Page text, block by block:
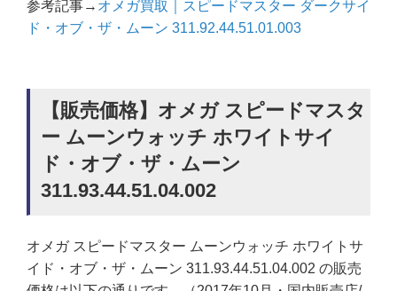
参考記事→ オメガ買取｜スピードマスター ダークサイ
ド・オブ・ザ・ムーン 311.92.44.51.01.003
【販売価格】オメガ スピードマスタ
ー ムーンウォッチ ホワイトサイ
ド・オブ・ザ・ムーン
311.93.44.51.04.002
オメガ スピードマスター ムーンウォッチ ホワイトサ
イド・オブ・ザ・ムーン 311.93.44.51.04.002 の販売